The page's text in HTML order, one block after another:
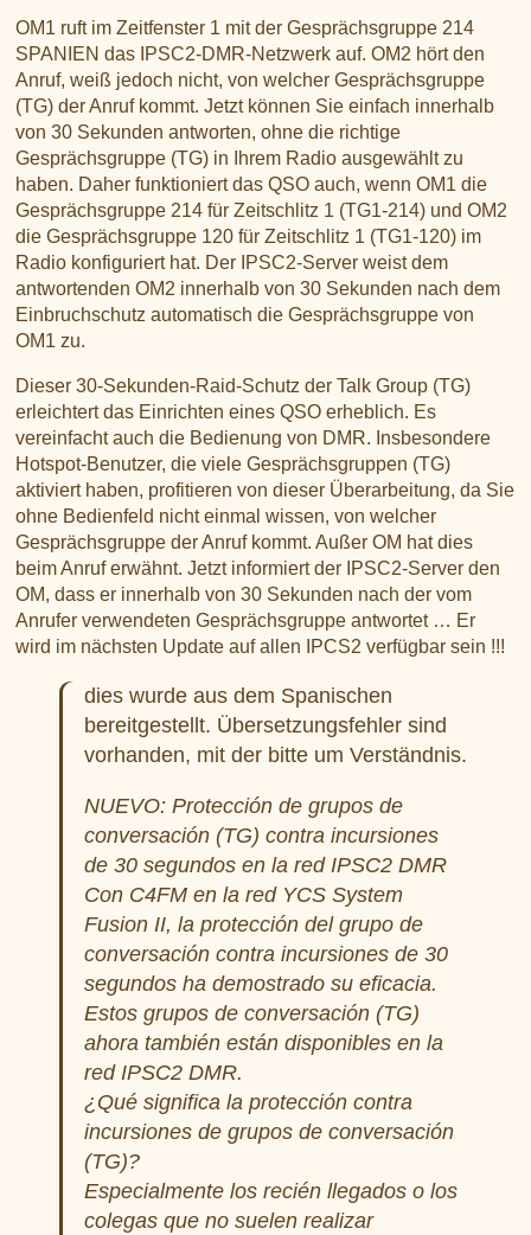
OM1 ruft im Zeitfenster 1 mit der Gesprächsgruppe 214
SPANIEN das IPSC2-DMR-Netzwerk auf. OM2 hört den
Anruf, weiß jedoch nicht, von welcher Gesprächsgruppe
(TG) der Anruf kommt. Jetzt können Sie einfach innerhalb
von 30 Sekunden antworten, ohne die richtige
Gesprächsgruppe (TG) in Ihrem Radio ausgewählt zu
haben. Daher funktioniert das QSO auch, wenn OM1 die
Gesprächsgruppe 214 für Zeitschlitz 1 (TG1-214) und OM2
die Gesprächsgruppe 120 für Zeitschlitz 1 (TG1-120) im
Radio konfiguriert hat. Der IPSC2-Server weist dem
antwortenden OM2 innerhalb von 30 Sekunden nach dem
Einbruchschutz automatisch die Gesprächsgruppe von
OM1 zu.
Dieser 30-Sekunden-Raid-Schutz der Talk Group (TG)
erleichtert das Einrichten eines QSO erheblich. Es
vereinfacht auch die Bedienung von DMR. Insbesondere
Hotspot-Benutzer, die viele Gesprächsgruppen (TG)
aktiviert haben, profitieren von dieser Überarbeitung, da Sie
ohne Bedienfeld nicht einmal wissen, von welcher
Gesprächsgruppe der Anruf kommt. Außer OM hat dies
beim Anruf erwähnt. Jetzt informiert der IPSC2-Server den
OM, dass er innerhalb von 30 Sekunden nach der vom
Anrufer verwendeten Gesprächsgruppe antwortet … Er
wird im nächsten Update auf allen IPCS2 verfügbar sein !!!
dies wurde aus dem Spanischen
bereitgestellt. Übersetzungsfehler sind
vorhanden, mit der bitte um Verständnis.
NUEVO: Protección de grupos de
conversación (TG) contra incursiones
de 30 segundos en la red IPSC2 DMR
Con C4FM en la red YCS System
Fusion II, la protección del grupo de
conversación contra incursiones de 30
segundos ha demostrado su eficacia.
Estos grupos de conversación (TG)
ahora también están disponibles en la
red IPSC2 DMR.
¿Qué significa la protección contra
incursiones de grupos de conversación
(TG)?
Especialmente los recién llegados o los
colegas que no suelen realizar